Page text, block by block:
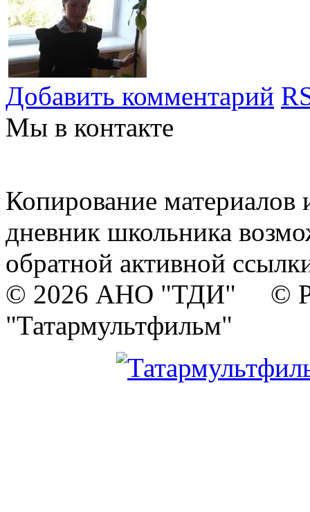
Добавить комментарий
Мы в контакте
Копирование материалов
дневник школьника
обратной активной
© 2026 АНО "ТДИ" ©
"Татармультфильм"